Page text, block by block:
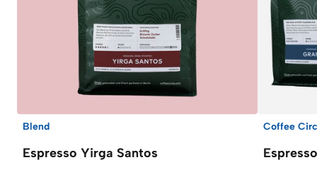
Blend
Espresso Yirga Santos
Coffee